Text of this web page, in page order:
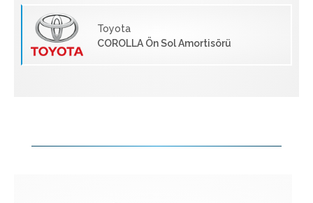
Toyota
COROLLA Ön Sol Amortisörü